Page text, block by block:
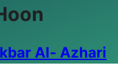
Al- Azhari